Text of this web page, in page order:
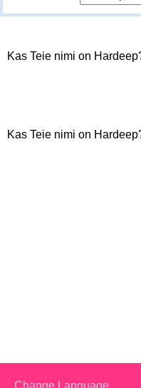
Kas Teie nimi on
Kas Teie nimi on
Change Language